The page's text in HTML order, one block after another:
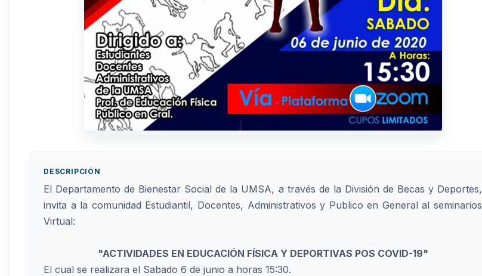
DESCRIPCIÓN
El Departamento de Bienestar Social de la UMSA, a través de la División de Becas y Deportes,
invita a la comunidad Estudiantil, Docentes, Administrativos y Publico en General al seminarios
Virtual:
"ACTIVIDADES EN EDUCACIÓN FÍSICA Y DEPORTIVAS POS COVID-19"
El cual se realizara el Sabado 6 de junio a horas 15:30.